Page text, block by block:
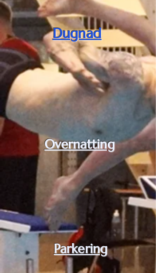
Dugnad
Overnatting
Parkering